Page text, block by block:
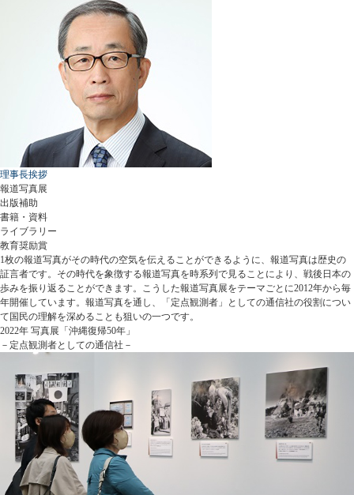
理事長挨拶
報道写真展
出版補助
書籍・資料
ライブラリー
教育奨励賞
1枚の報道写真がその時代の空気を伝えることができるように、報道写真は歴史の
証言者です。その時代を象徴する報道写真を時系列で見ることにより、戦後日本の
歩みを振り返ることができます。こうした報道写真展をテーマごとに2012年から毎
年開催しています。報道写真を通し、「定点観測者」としての通信社の役割につい
て国民の理解を深めることも狙いの一つです。
2022年 写真展「沖縄復帰50年」
－定点観測者としての通信社－